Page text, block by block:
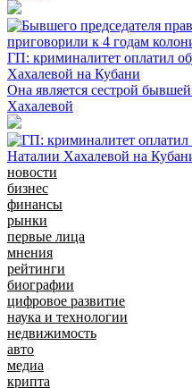
ГП: криминалитет оплатил
Хахалевой на Кубани
Она является сестрой
Хахалевой
новости
бизнес
финансы
рынки
первые лица
мнения
рейтинги
биографии
цифровое развитие
наука и технологии
недвижимость
авто
медиа
крипта